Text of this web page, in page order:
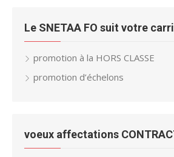
Le SNETAA FO suit votre
promotion à la HORS CLASSE
promotion d’échelons
voeux affectations